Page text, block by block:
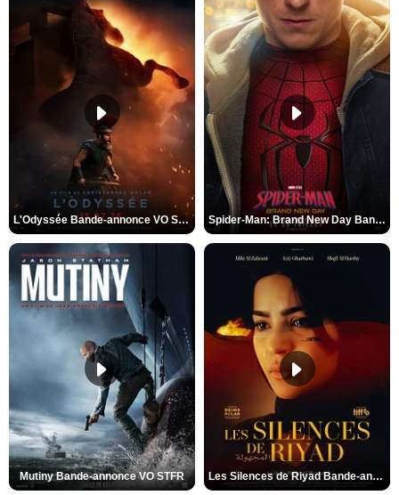
L'Odyssée Bande-annonce VO STFR Spider-Man: Brand New Day Bande-annonce VO STFR
Mutiny Bande-annonce VO STFR Les Silences de Riyad Bande-annonce VO STFR